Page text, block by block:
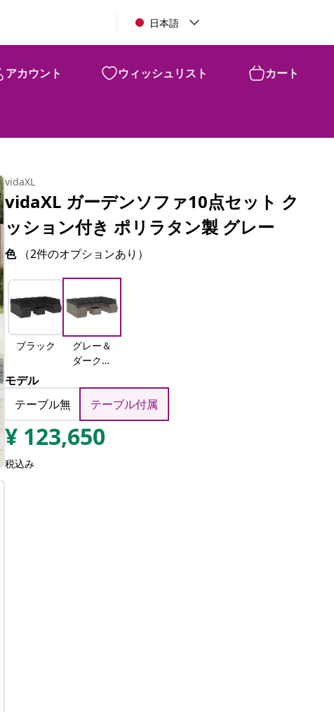
日本語
アカウント ウィッシュリスト カート
vidaXL
vidaXL ガーデンソファ10点セット ク
ッション付き ポリラタン製 グレー
色 （2件のオプションあり）
ブラック
グレー＆
ダークグ
モデル
テーブル無
テーブル付属
¥ 123,650
税込み